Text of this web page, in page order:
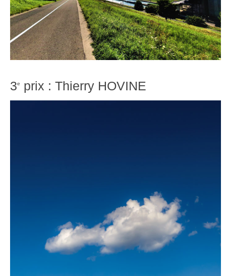
3e prix : Thierry HOVINE